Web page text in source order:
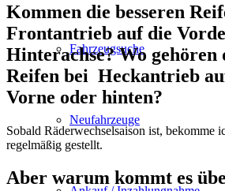
Fahrzeugsuche
Neufahrzeuge
Kommen die besseren
Frontantrieb auf die
Hinterachse? Wo gehören
Reifen bei Heckantrieb
Vorne oder hinten?
Sobald Räderwechselsaison ist, bekomme
regelmäßig gestellt.
Aber warum kommt es